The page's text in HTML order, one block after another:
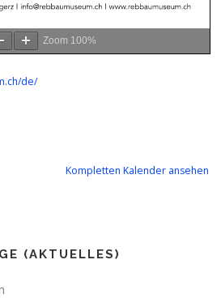
Zoom 100%
de/
Kompletten Kalender ansehen
(AKTUELLES)